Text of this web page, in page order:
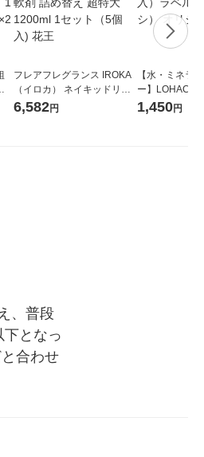
フレアフレグランス IROKA
（イロカ） ネイキッドリリ
ーの香り 柔軟剤 詰め替え 超
特大 1200ml 1セット（5個
6,582円
【水・ミネラ
ー】LOHACO
1箱（20本入
（イチオシ）
1,450円
、普段
となっ
合わせ